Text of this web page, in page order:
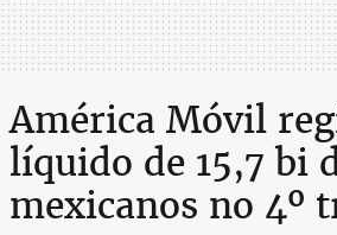
América Móvil
líquido de 15,7 bi
mexicanos no 4º